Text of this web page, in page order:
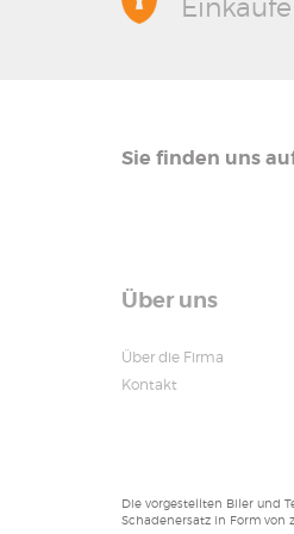
Einkäufe
Sie finden uns
Über uns
Über die Firma
Kontakt
Die vorgestellten Biler und
Schadenersatz in Form von